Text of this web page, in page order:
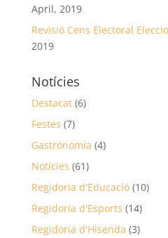
April, 2019
Revisió Cens Electoral
2019
Notícies
Destacat(6)
Festes (7)
Gastronomia (4)
Notícies (61)
Regidoria d'Educació(10)
Regidoria d'Esports (14)
Regidoria d'Hisenda (3)